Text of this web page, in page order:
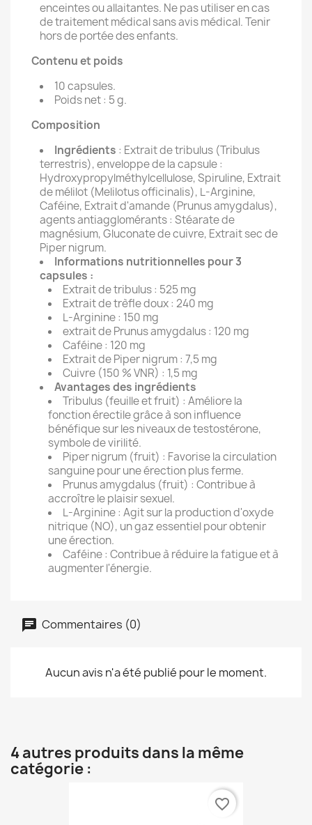
enceintes ou allaitantes. Ne pas utiliser en cas
de traitement médical sans avis médical. Tenir
hors de portée des enfants.
Contenu et poids
10 capsules.
Poids net : 5 g.
Composition
Ingrédients : Extrait de tribulus (Tribulus
terrestris), enveloppe de la capsule :
Hydroxypropylméthylcellulose, Spiruline, Extrait
de mélilot (Melilotus officinalis), L-Arginine,
Caféine, Extrait d'amande (Prunus amygdalus),
agents antiagglomérants : Stéarate de
magnésium, Gluconate de cuivre, Extrait sec de
Piper nigrum.
Informations nutritionnelles pour 3
capsules :
Extrait de tribulus : 525 mg
Extrait de trèfle doux : 240 mg
L-Arginine : 150 mg
extrait de Prunus amygdalus : 120 mg
Caféine : 120 mg
Extrait de Piper nigrum : 7,5 mg
Cuivre (150 % VNR) : 1,5 mg
Avantages des ingrédients
Tribulus (feuille et fruit) : Améliore la
fonction érectile grâce à son influence
bénéfique sur les niveaux de testostérone,
symbole de virilité.
Piper nigrum (fruit) : Favorise la circulation
sanguine pour une érection plus ferme.
Prunus amygdalus (fruit) : Contribue à
accroître le plaisir sexuel.
L-Arginine : Agit sur la production d'oxyde
nitrique (NO), un gaz essentiel pour obtenir
une érection.
Caféine : Contribue à réduire la fatigue et à
augmenter l'énergie.
Commentaires (0)
Aucun avis n'a été publié pour le moment.
4 autres produits dans la même
catégorie :
favorite_border